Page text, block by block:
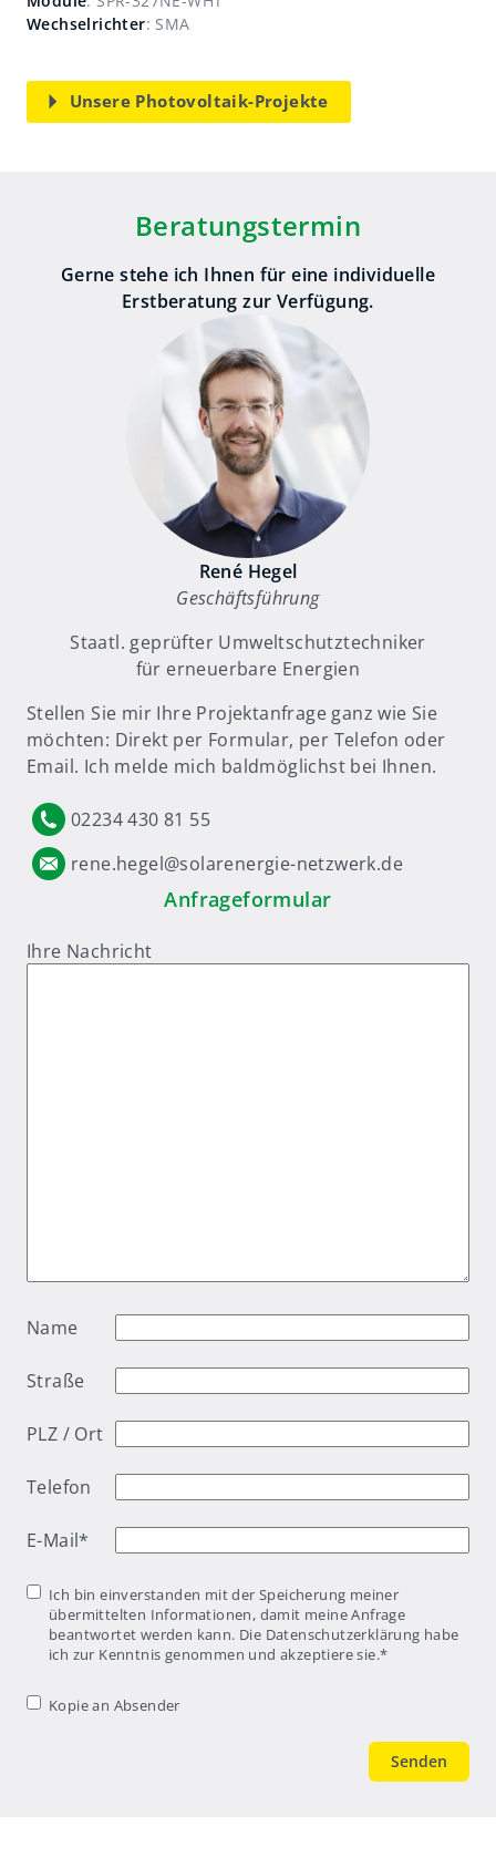
Wechselrichter: SMA
Unsere Photovoltaik-Projekte
Beratungstermin
Gerne stehe ich Ihnen für eine individuelle
Erstberatung zur Verfügung.
René Hegel
Geschäftsführung
Staatl. geprüfter Umweltschutztechniker
für erneuerbare Energien
Stellen Sie mir Ihre Projektanfrage ganz wie Sie
möchten: Direkt per Formular, per Telefon oder
Email. Ich melde mich baldmöglichst bei Ihnen.
02234 430 81 55
rene.hegel@solarenergie-netzwerk.de
Anfrageformular
Ihre Nachricht
Name
Straße
PLZ / Ort
Telefon
E-Mail*
Einwilligung*
Ich bin einverstanden mit der Speicherung meiner
übermittelten Informationen, damit meine Anfrage
beantwortet werden kann. Die Datenschutzerklärung habe
ich zur Kenntnis genommen und akzeptiere sie.*
Kopie an
Kopie an Absender